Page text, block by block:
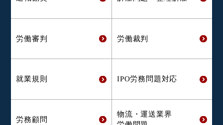
労働審判 労働裁判
就業規則 IPO労務問題対応
労務顧問
物流・運送業界